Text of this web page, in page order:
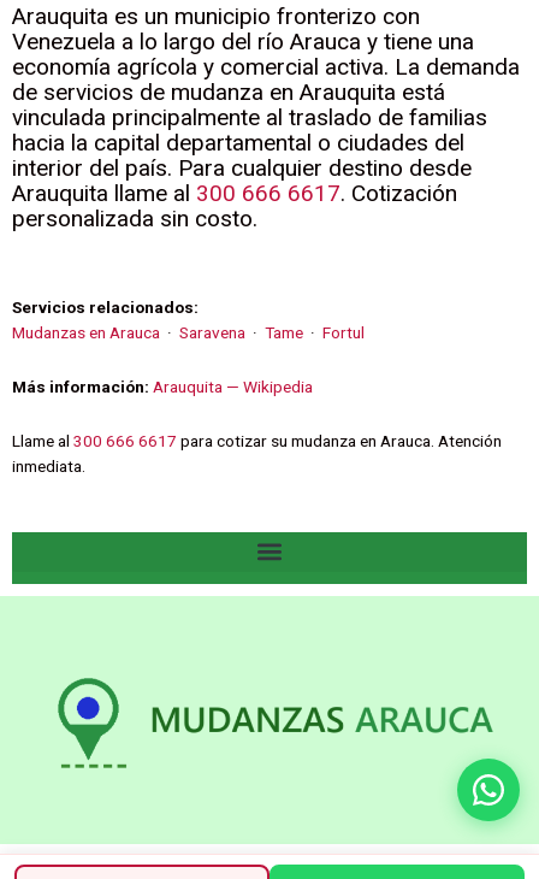
Arauquita es un municipio fronterizo con
Venezuela a lo largo del río Arauca y tiene una
economía agrícola y comercial activa. La demanda
de servicios de mudanza en Arauquita está
vinculada principalmente al traslado de familias
hacia la capital departamental o ciudades del
interior del país. Para cualquier destino desde
Arauquita llame al 300 666 6617. Cotización
personalizada sin costo.
Servicios relacionados:
Mudanzas en Arauca · Saravena · Tame · Fortul
Más información: Arauquita — Wikipedia
Llame al 300 666 6617 para cotizar su mudanza en Arauca. Atención
inmediata.
Derechos reservados @ 2022